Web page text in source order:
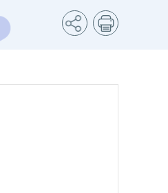
관심자료목록
나의신청정보